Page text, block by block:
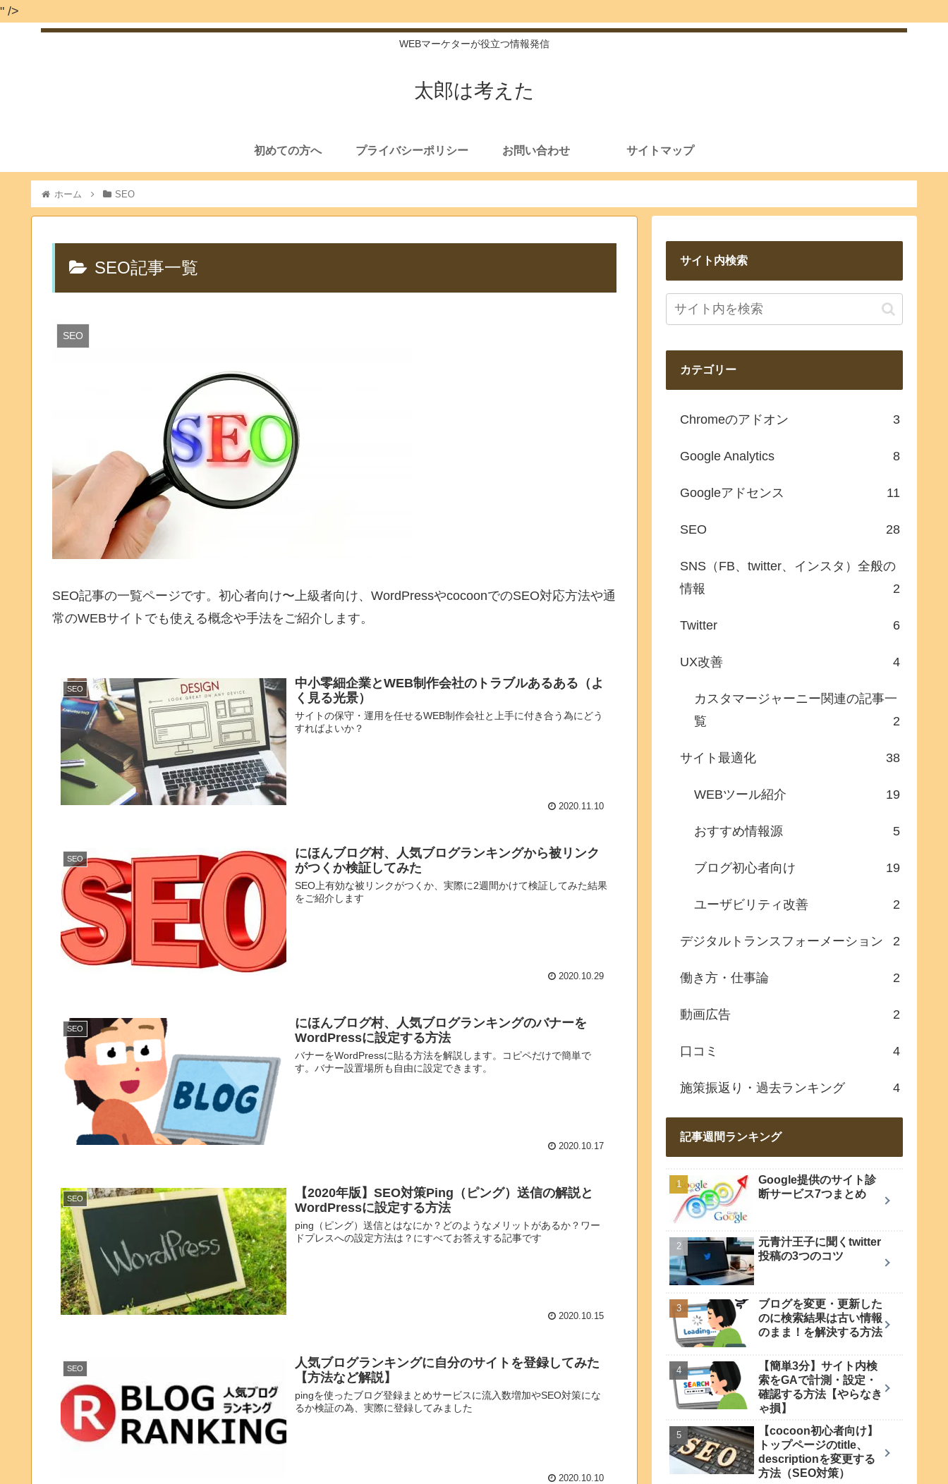
" />
WEBマーケターが役立つ情報発信
太郎は考えた
初めての方へ プライバシーポリシー お問い合わせ サイトマップ
ホーム SEO
SEO記事一覧
SEO
SEO記事の一覧ページです。初心者向け〜上級者向け、WordPressやcocoonでのSEO対応方法や通
常のWEBサイトでも使える概念や手法をご紹介します。
SEO
中小零細企業とWEB制作会社のトラブルあるある（よ
く見る光景）
サイトの保守・運用を任せるWEB制作会社と上手に付き合う為にどう
すればよいか？
2020.11.10
SEO
にほんブログ村、人気ブログランキングから被リンク
がつくか検証してみた
SEO上有効な被リンクがつくか、実際に2週間かけて検証してみた結果
をご紹介します
2020.10.29
SEO
にほんブログ村、人気ブログランキングのバナーを
WordPressに設定する方法
バナーをWordPressに貼る方法を解説します。コピペだけで簡単で
す。バナー設置場所も自由に設定できます。
2020.10.17
SEO
【2020年版】SEO対策Ping（ピング）送信の解説と
WordPressに設定する方法
ping（ピング）送信とはなにか？どのようなメリットがあるか？ワー
ドプレスへの設定方法は？にすべてお答えする記事です
2020.10.15
SEO
人気ブログランキングに自分のサイトを登録してみた
【方法など解説】
pingを使ったブログ登録まとめサービスに流入数増加やSEO対策にな
るか検証の為、実際に登録してみました
2020.10.10
サイト内検索
カテゴリー
Chromeのアドオン 3
Google Analytics 8
Googleアドセンス 11
SEO 28
SNS（FB、twitter、インスタ）全般の
情報
2
Twitter 6
UX改善 4
カスタマージャーニー関連の記事一
覧
2
サイト最適化 38
WEBツール紹介 19
おすすめ情報源 5
ブログ初心者向け 19
ユーザビリティ改善 2
デジタルトランスフォーメーション 2
働き方・仕事論 2
動画広告 2
口コミ 4
施策振返り・過去ランキング 4
記事週間ランキング
Google提供のサイト診
断サービス7つまとめ
元青汁王子に聞くtwitter
投稿の3つのコツ
ブログを変更・更新した
のに検索結果は古い情報
のまま！を解決する方法
【簡単3分】サイト内検
索をGAで計測・設定・
確認する方法【やらなき
ゃ損】
【cocoon初心者向け】
トップページのtitle、
descriptionを変更する
方法（SEO対策）